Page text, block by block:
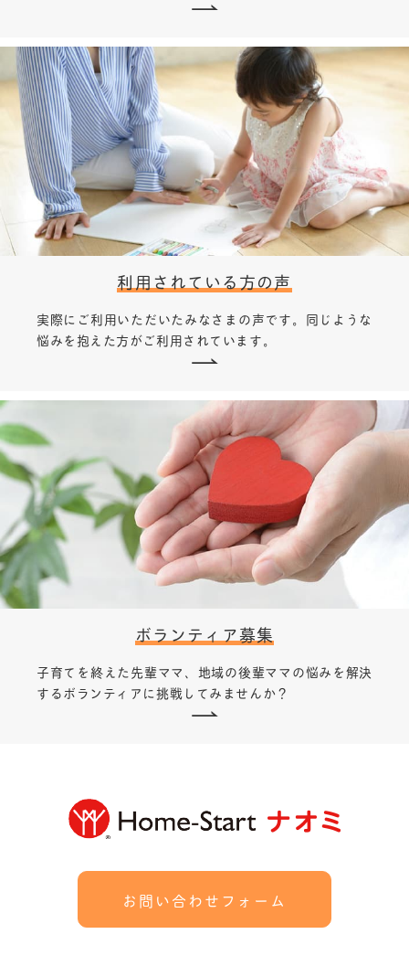
利用されている方の声
実際にご利用いただいたみなさまの声です。同じような
悩みを抱えた方がご利用されています。
ボランティア募集
子育てを終えた先輩ママ、地域の後輩ママの悩みを解決
するボランティアに挑戦してみませんか？
お問い合わせフォーム